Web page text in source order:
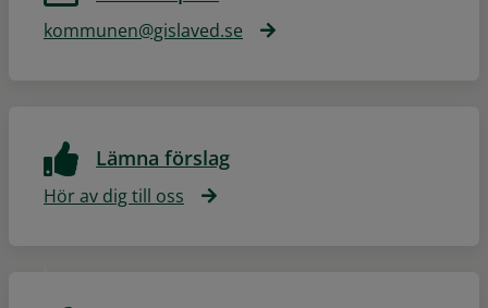
kommunen@gislaved.se
Lämna förslag
Hör av dig till oss